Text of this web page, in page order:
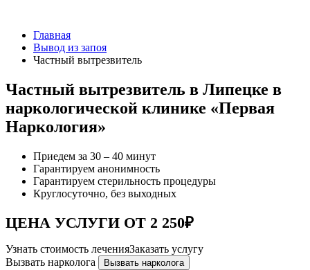
Главная
Вывод из запоя
Частный вытрезвитель
Частный вытрезвитель в Липецке в
наркологической клинике «Первая
Наркология»
Приедем за 30 – 40 минут
Гарантируем анонимность
Гарантируем стерильность процедуры
Круглосуточно, без выходных
ЦЕНА УСЛУГИ ОТ 2 250₽
Узнать стоимость леченияЗаказать услугу
Вызвать нарколога
Вызвать нарколога